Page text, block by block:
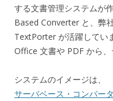
する文書管理システムが
Based Converter と、弊
TextPorter が活躍して
Office 文書や PDF から、
システムのイメージは、
サーバベース・コンバー